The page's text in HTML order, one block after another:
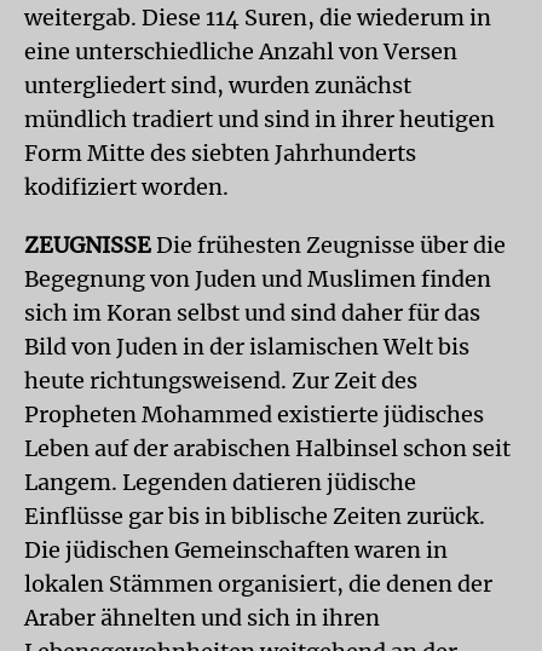
weitergab. Diese 114 Suren, die wiederum in
eine unterschiedliche Anzahl von Versen
untergliedert sind, wurden zunächst
mündlich tradiert und sind in ihrer heutigen
Form Mitte des siebten Jahrhunderts
kodifiziert worden.
ZEUGNISSEDie frühesten Zeugnisse über die
Begegnung von Juden und Muslimen finden
sich im Koran selbst und sind daher für das
Bild von Juden in der islamischen Welt bis
heute richtungsweisend. Zur Zeit des
Propheten Mohammed existierte jüdisches
Leben auf der arabischen Halbinsel schon seit
Langem. Legenden datieren jüdische
Einflüsse gar bis in biblische Zeiten zurück.
Die jüdischen Gemeinschaften waren in
lokalen Stämmen organisiert, die denen der
Araber ähnelten und sich in ihren